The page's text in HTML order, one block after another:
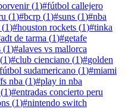
(1)#fútbol callejero
(1)#bcrp (1)#suns (1)#nba
(1)#houston rockets (1)#tinka
adt de tarma (1)#getafe
(1)#alaves vs mallorca
(1)#club cienciano (1)#golden
fútbol sudamericano (1)#miami
nba (1)#play in nba
(1)#entradas concierto peru
(1)#nintendo switch